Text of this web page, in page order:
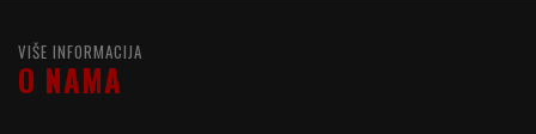
VIŠE INFORMACIJA
O NAMA